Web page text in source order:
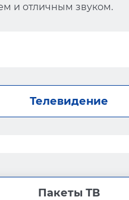
и отличным звуком.
Телевидение
Пакеты ТВ